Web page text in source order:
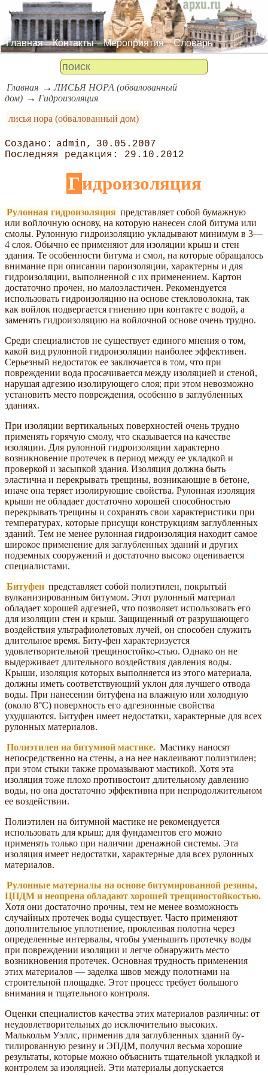
Главная Контакты Мероприятия Словарь
Главная
ЛИСЬЯ НОРА (обвалованный
дом)
Гидроизоляция
лисья нора (обвалованный дом)
admin
30.05.2007
29.10.2012
Гидроизоляция
Рулонная гидроизоляция представляет собой бумажную
или войлочную основу, на которую нанесен слой битума или
смолы. Рулонную гидроизоляцию укладывают минимум в 3—
4 слоя. Обычно ее применяют для изоляции крыш и стен
здания. Те особенности битума и смол, на которые обращалось
внимание при описании пароизоляции, характерны и для
гидроизоляции, выполненной с их применением. Картон
достаточно прочен, но малоэластичен. Рекомендуется
использовать гидроизоляцию на основе стекловолокна, так
как войлок подвергается гниению при контакте с водой, а
заменять гидроизоляцию на войлочной основе очень трудно.
Среди специалистов не существует единого мнения о том,
какой вид рулонной гидроизоляции наиболее эффективен.
Серьезный недостаток ее заключается в том, что при
повреждении вода просачивается между изоляцией и стеной,
нарушая адгезию изолирующего слоя; при этом невозможно
установить место повреждения, особенно в заглубленных
зданиях.
При изоляции вертикальных поверхностей очень трудно
применять горячую смолу, что сказывается на качестве
изоляции. Для рулонной гидроизоляции характерно
возникновение протечек в период между ее укладкой и
проверкой и засыпкой здания. Изоляция должна быть
эластична и перекрывать трещины, возникающие в бетоне,
иначе она теряет изолирующие свойства. Рулонная изоляция
крыши не обладает достаточно хорошей способностью
перекрывать трещины и сохранять свои характеристики при
температурах, которые присущи конструкциям заглубленных
зданий. Тем не менее рулонная гидроизоляция находит самое
широкое применение для заглубленных зданий и других
подземных сооружений и достаточно высоко оценивается
специалистами.
Битуфен представляет собой полиэтилен, покрытый
вулканизированным битумом. Этот рулонный материал
обладает хорошей адгезией, что позволяет использовать его
для изоляции стен и крыш. Защищенный от разрушающего
воздействия ультрафиолетовых лучей, он способен служить
длительное время. Биту-фен характеризуется
удовлетворительной трещиностойко-стью. Однако он не
выдерживает длительного воздействия давления воды.
Крыши, изоляция которых выполняется из этого материала,
должны иметь соответствующий уклон для лучшего отвода
воды. При нанесении битуфена на влажную или холодную
(около 8°С) поверхность его адгезионные свойства
ухудшаются. Битуфен имеет недостатки, характерные для всех
рулонных материалов.
Полиэтилен иа битумной мастике. Мастику наносят
непосредственно на стены, а на нее наклеивают полиэтилен;
при этом стыки также промазывают мастикой. Хотя эта
изоляция тоже плохо противостоит длительному давлению
воды, но она достаточно эффективна при непродолжительном
ее воздействии.
Полиэтилен на битумной мастике не рекомендуется
использовать для крыш; для фундаментов его можно
применять только при наличии дренажной системы. Эта
изоляция имеет недостатки, характерные для всех рулонных
материалов.
Рулонные материалы на основе битумированной резины,
ЦПДМ и неопрена обладают хорошей трещиностойкостью.
Хотя они достаточно прочны, тем не менее возможность
случайных протечек воды существует. Часто применяют
дополнительное уплотнение, проклеивая полотна через
определенные интервалы, чтобы уменьшить протечку воды
при повреждении изоляции и легче обнаружить место
возникновения протечек. Основная трудность применения
этих материалов — заделка швов между полотнами на
строительной площадке. Этот процесс требует большого
внимания и тщательного контроля.
Оценки специалистов качества этих материалов различны: от
неудовлетворительных до исключительно высоких.
Малькольм Уэллс, применив для заглубленных зданий бу-
тилированную резину и ЭПДМ, получил весьма хорошие
результаты, которые можно объяснить тщательной укладкой и
контролем за изоляцией. Эти материалы допускается